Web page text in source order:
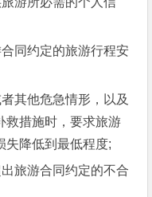
同约定的旅游行程安
其他危急情形，以及
救措施时，要求旅游
失降低到最低程度;
旅游合同约定的不合